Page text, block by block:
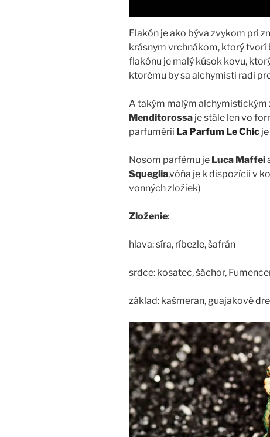
Flakón je ako býva zvykom pri
krásnym vrchnákom, ktorý tvorí
flakónu je malý kúsok kovu,
ktorému by sa alchymisti radi
A takým malým alchymistickým
Menditorossa je stále len vo
parfumérii La Parfum Le Chic
Nosom parfému je Luca Maffei
Squeglia,vôňa je k dispozícii v
vonných zložiek)
Zloženie:
hlava: síra, ríbezle, šafrán
srdce: kosatec, šáchor,
základ: kašmeran, guajakové